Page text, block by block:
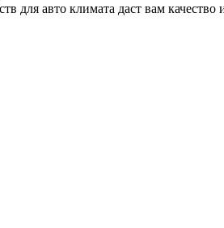
для авто климата даст вам качество